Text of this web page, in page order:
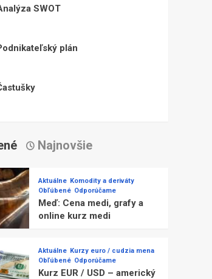
SWOT
plán
Najnovšie
Aktuálne Komodity a deriváty
Obľúbené Odporúčame
Meď: Cena medi, grafy a
online kurz medi
Aktuálne Kurzy euro / cudzia mena
Obľúbené Odporúčame
Kurz EUR / USD – americký